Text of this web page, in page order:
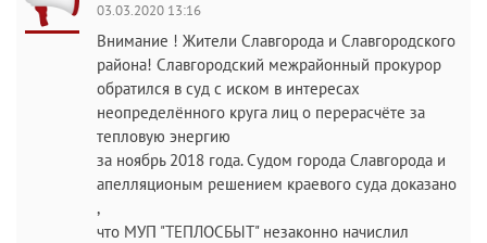
03.03.2020 13:16
Внимание ! Жители Славгорода и Славгородского
района! Славгородский межрайонный прокурор
обратился в суд с иском в интересах
неопределённого круга лиц о перерасчёте за
тепловую энергию
за ноябрь 2018 года. Судом города Славгорода и
апелляционым решением краевого суда доказано
,
что МУП "ТЕПЛОСБЫТ" незаконно начислил